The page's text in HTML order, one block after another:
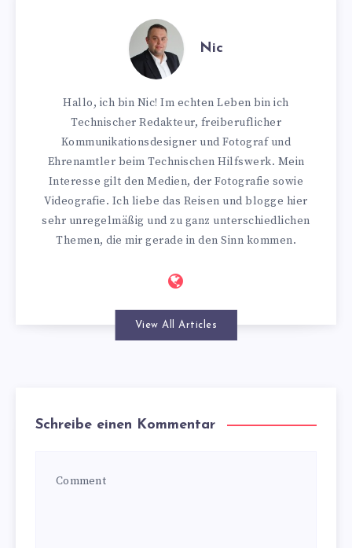
Nic
Hallo, ich bin Nic! Im echten Leben bin ich
Technischer Redakteur, freiberuflicher
Kommunikationsdesigner und Fotograf und
Ehrenamtler beim Technischen Hilfswerk. Mein
Interesse gilt den Medien, der Fotografie sowie
Videografie. Ich liebe das Reisen und blogge hier
sehr unregelmäßig und zu ganz unterschiedlichen
Themen, die mir gerade in den Sinn kommen.
View All Articles
Schreibe einen Kommentar